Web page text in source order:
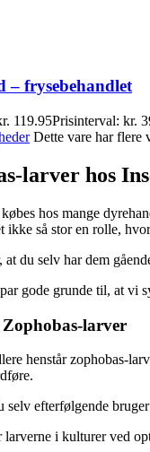
– frysebehandlet
119.95Prisinterval: kr.
Dette vare har flere
larver hos
hos mange
ikke så stor en rolle,
at du selv har dem
gode grunde til, at vi
larver
henstår zophobas-
selv efterfølgende
larverne i kulturer ved